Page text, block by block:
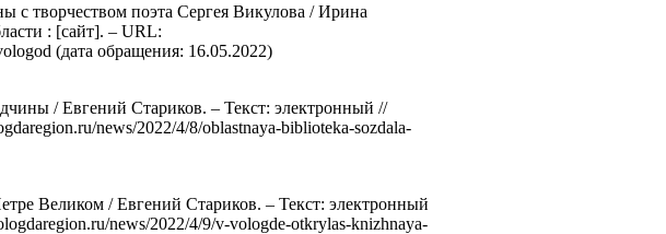
с творчеством поэта Сергея Викулова / Ирина
: [сайт]. – URL:
(дата обращения: 16.05.2022)
/ Евгений Стариков. – Текст: электронный //
news/2022/4/8/oblastnaya-biblioteka-sozdala-
Великом / Евгений Стариков. – Текст: электронный
news/2022/4/9/v-vologde-otkrylas-knizhnaya-